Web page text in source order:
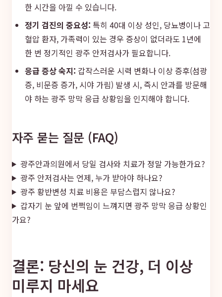
한 시간을 아낄 수 있습니다.
정기 검진의 중요성: 특히 40대 이상 성인, 당뇨병이나 고
혈압 환자, 가족력이 있는 경우 증상이 없더라도 1년에
한 번 정기적인 광주 안저검사가 필요합니다.
응급 증상 숙지: 갑작스러운 시력 변화나 이상 증후(섬광
증, 비문증 증가, 시야 가림) 발생 시, 즉시 안과를 방문해
야 하는 광주 망막 응급 상황임을 인지해야 합니다.
자주 묻는 질문 (FAQ)
광주안과의원에서 당일 검사와 치료가 정말 가능한가요?
광주 안저검사는 언제, 누가 받아야 하나요?
광주 황반변성 치료 비용은 부담스럽지 않나요?
갑자기 눈 앞에 번쩍임이 느껴지면 광주 망막 응급 상황인
가요?
결론: 당신의 눈 건강, 더 이상
미루지 마세요